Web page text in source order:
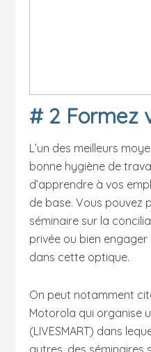
# 2 Formez
L’un des meilleurs
bonne hygiène de
d’apprendre à vos
de base. Vous pouvez
séminaire sur la
privée ou bien
dans cette optique.
On peut notamment
Motorola qui organise
(LIVESMART) dans
autres, des séminaires